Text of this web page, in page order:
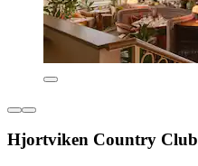
Hjortviken Country Club